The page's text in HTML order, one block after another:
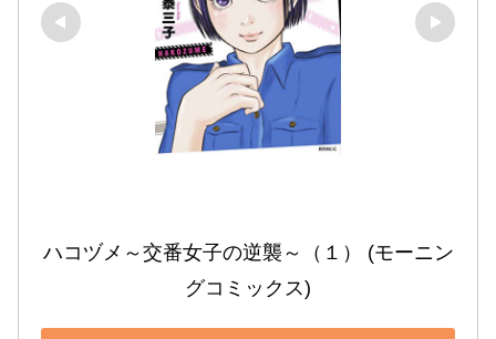
ハコヅメ～交番女子の逆襲～（１） (モーニン
グコミックス)